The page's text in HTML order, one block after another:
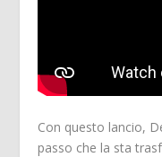
Con questo lancio,
passo che la sta